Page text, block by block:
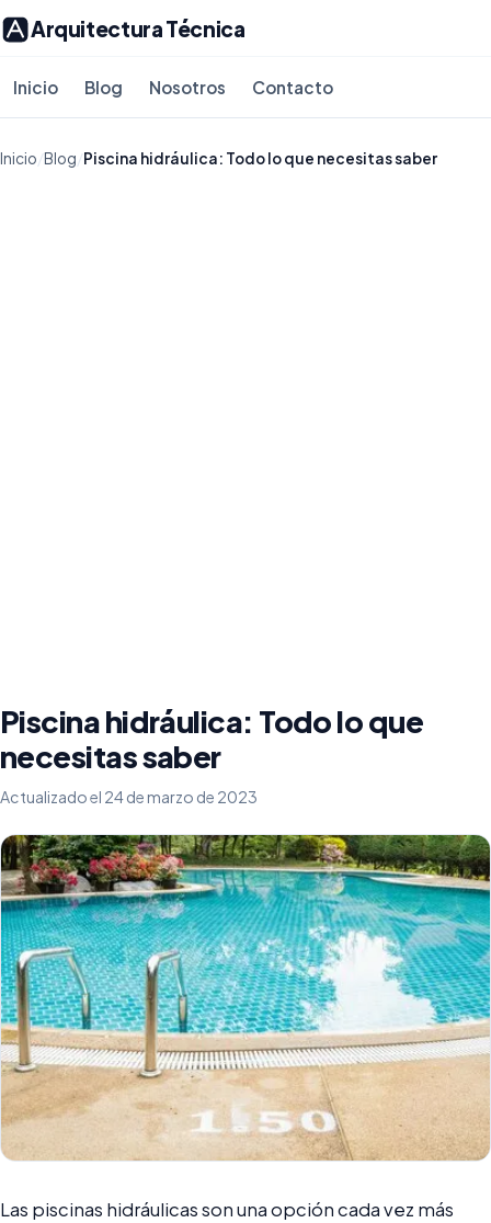
Arquitectura Técnica
Inicio Blog Nosotros Contacto
Inicio/Blog/Piscina hidráulica: Todo lo que necesitas saber
Piscina hidráulica: Todo lo que
necesitas saber
Actualizado el 24 de marzo de 2023
Las piscinas hidráulicas son una opción cada vez más